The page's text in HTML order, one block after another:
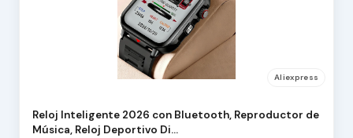
Aliexpress
Reloj Inteligente 2026 con Bluetooth, Reproductor de
Música, Reloj Deportivo Di…